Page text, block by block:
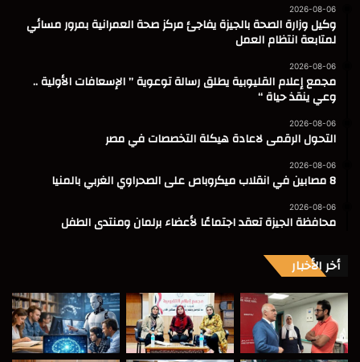
2026-08-06
وكيل وزارة الصحة بالجيزة يفاجئ مركز صحة العمرانية بمرور مسائي
لمتابعة انتظام العمل
2026-08-06
مجمع إعلام القليوبية يطلق رسالة توعوية ” الإسعافات الأولية ..
وعي ينقذ حياة “
2026-08-06
التحول الرقمى لاعادة هيكلة التخصصات في مصر
2026-08-06
8 مصابين في انقلاب ميكروباص على الصحراوي الغربي بالمنيا
2026-08-06
محافظة الجيزة تعقد اجتماعًا لأعضاء برلمان ومنتدى الطفل
أخر الأخبار